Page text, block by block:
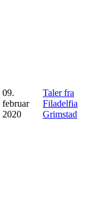
09.
februar
2020
Taler fra
Filadelfia
Grimstad